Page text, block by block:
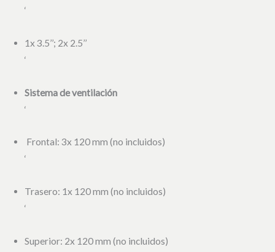
‘
1x 3.5’’; 2x 2.5’’
‘
Sistema de ventilación
‘
Frontal: 3x 120 mm (no incluidos)
‘
Trasero: 1x 120 mm (no incluidos)
‘
Superior: 2x 120 mm (no incluidos)